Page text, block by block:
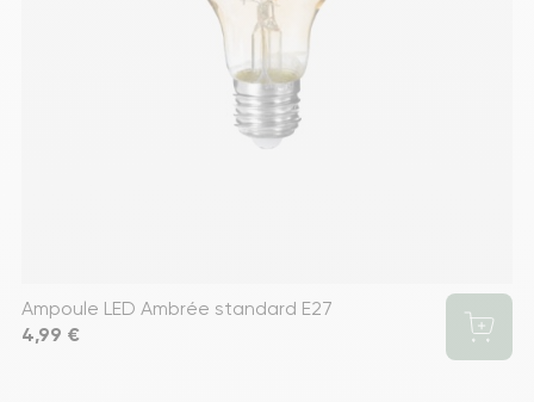
Ampoule LED Ambrée standard E27
Prix
4,99 €